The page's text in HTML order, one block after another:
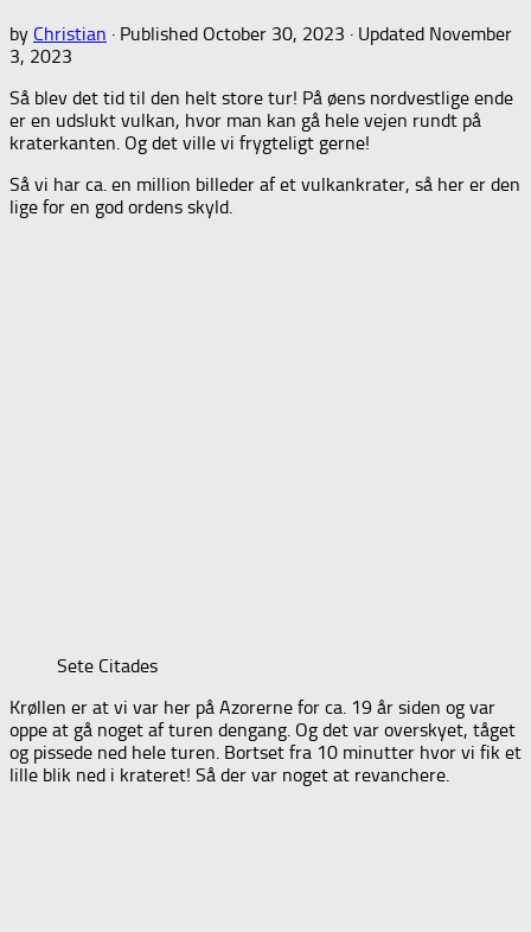
by Christian · Published October 30, 2023 · Updated November
3, 2023
Så blev det tid til den helt store tur! På øens nordvestlige ende
er en udslukt vulkan, hvor man kan gå hele vejen rundt på
kraterkanten. Og det ville vi frygteligt gerne!
Så vi har ca. en million billeder af et vulkankrater, så her er den
lige for en god ordens skyld.
Sete Citades
Krøllen er at vi var her på Azorerne for ca. 19 år siden og var
oppe at gå noget af turen dengang. Og det var overskyet, tåget
og pissede ned hele turen. Bortset fra 10 minutter hvor vi fik et
lille blik ned i krateret! Så der var noget at revanchere.